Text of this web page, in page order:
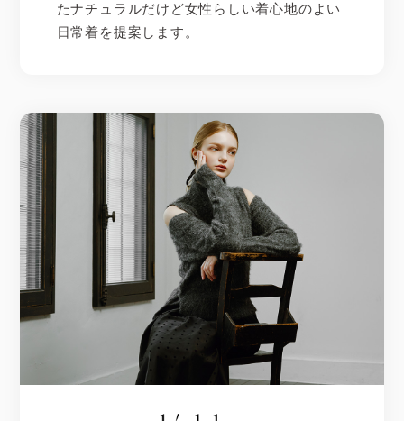
たナチュラルだけど女性らしい着心地のよい
日常着を提案します。